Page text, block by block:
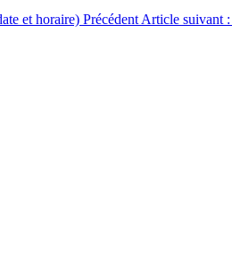
et horaire) Précédent Article suivant